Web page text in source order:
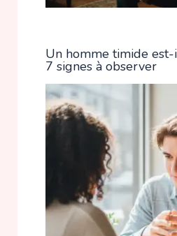
Un homme timide est-
7 signes à observer